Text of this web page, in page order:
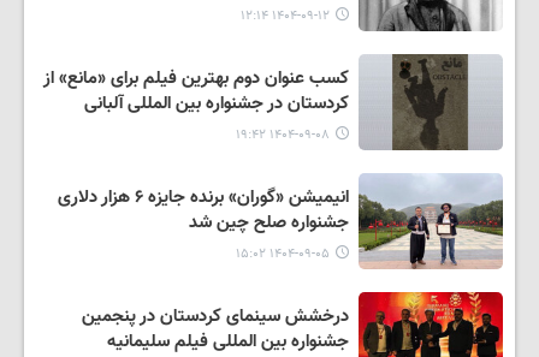
۱۴۰۴-۰۹-۱۲ ۱۲:۱۴
کسب عنوان دوم بهترین فیلم برای «مانع» از
کردستان در جشنواره بین المللی آلبانی
۱۴۰۴-۰۹-۰۸ ۱۹:۴۲
انیمیشن «گوران» برنده جایزه ۶ هزار دلاری
جشنواره صلح چین شد
۱۴۰۴-۰۹-۰۵ ۱۵:۰۲
درخشش سینمای کردستان در پنجمین
جشنواره بین المللی فیلم سلیمانیه